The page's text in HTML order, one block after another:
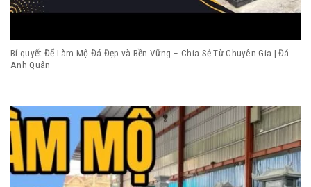
Bí quyết Để Làm Mộ Đá Đẹp và Bền Vững – Chia Sẻ Từ Chuyên Gia | Đá
Anh Quân